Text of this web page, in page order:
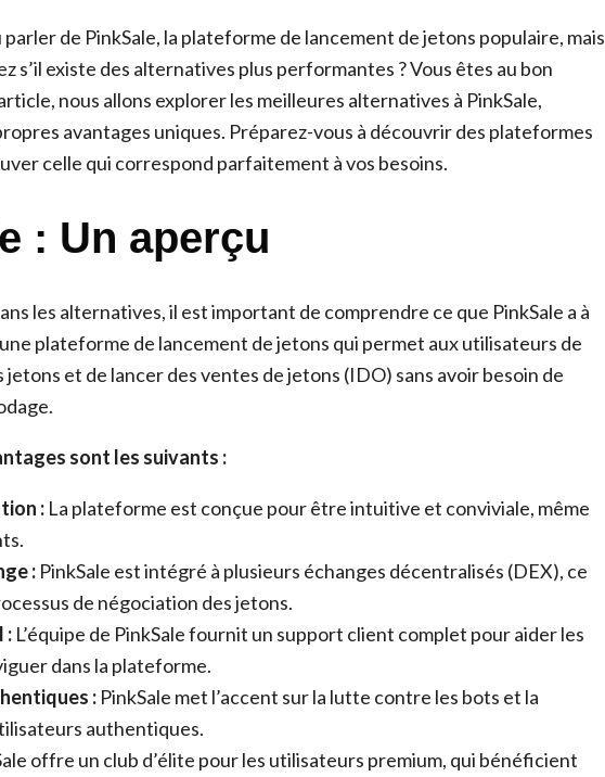
de PinkSale, la plateforme de lancement de jetons populaire, mais
s’il existe des alternatives plus performantes ? Vous êtes au bon
nous allons explorer les meilleures alternatives à PinkSale,
avantages uniques. Préparez-vous à découvrir des plateformes
celle qui correspond parfaitement à vos besoins.
: Un aperçu
les alternatives, il est important de comprendre ce que PinkSale a à
plateforme de lancement de jetons qui permet aux utilisateurs de
et de lancer des ventes de jetons (IDO) sans avoir besoin de
sont les suivants :
: La plateforme est conçue pour être intuitive et conviviale, même
: PinkSale est intégré à plusieurs échanges décentralisés (DEX), ce
de négociation des jetons.
: L’équipe de PinkSale fournit un support client complet pour aider les
dans la plateforme.
: PinkSale met l’accent sur la lutte contre les bots et la
authentiques.
offre un club d’élite pour les utilisateurs premium, qui bénéficient